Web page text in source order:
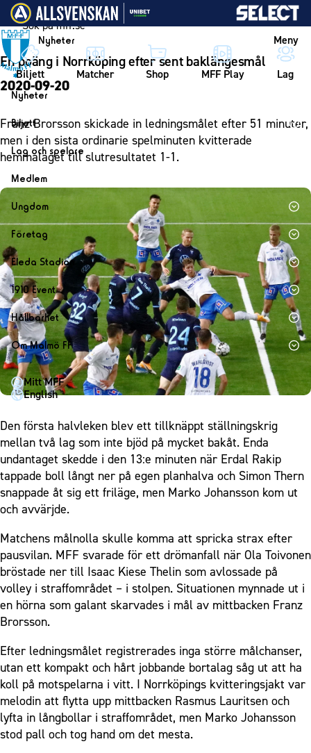
Vidare till innehållet
Nyheter Meny
Biljett Matcher Shop MFF Play Lag
Nyheter
Nyheter
Kalender
Biljett
Biljett
Årskort herr
Årskort dam
Mitt MFF
Biljetter till bortamatcher
Biljettvillkor
Lag och spelare
Lag
Herrlaget
Spelare
Ledarstab
Damlaget
Spelare
Ledarstab
Medlem
Medlemskap i Malmö FF
Årsmöte 2026
Ungdom
MFF Ungdom
Sommarfotboll
Skånecupen
Fotbollsskolan
Fotbollsnätverket
P19
F19
P17
F17
Malmö Trophy
Företag
Bli företagspartner
Nätverket
Klubbstolar
Partner dam
Eleda Stadion
Eleda Stadion
Erics Bar & Restaurang
Matchdag på Eleda Stadion
MFF-museet & rundvandringar
1910 Event
1910 Event
Fest & Event
Konferens
Möte
Mässa
Sommarfest
Julshow
Inspiration
Vanliga frågor om 1910 Event
Hållbarhet
Hållbarhet
Himmelsblå framtid – en match för miljön
MFF i samhället
Nattfotboll
Himmelsblå Tillsammans
Karriärakademin
Grundskolefotboll mot rasismer
Skolakademier
Fonder
Om Malmö FF
Om Malmö FF
Kontakt
Historik – herrlaget
Historik – damlaget
Närstående organisationer
Policydokument
Mitt MFF
English
En poäng i Norrköping efter sent baklängesmål
2020-09-20
Franz Brorsson skickade in ledningsmålet efter 51 minuter,
men i den sista ordinarie spelminuten kvitterade
hemmalaget till slutresultatet 1-1.
Den första halvleken blev ett tillknäppt ställningskrig
mellan två lag som inte bjöd på mycket bakåt. Enda
undantaget skedde i den 13:e minuten när Erdal Rakip
tappade boll långt ner på egen planhalva och Simon Thern
snappade åt sig ett friläge, men Marko Johansson kom ut
och avvärjde.
Matchens målnolla skulle komma att spricka strax efter
pausvilan. MFF svarade för ett drömanfall när Ola Toivonen
bröstade ner till Isaac Kiese Thelin som avlossade på
volley i straffområdet – i stolpen. Situationen mynnade ut i
en hörna som galant skarvades i mål av mittbacken Franz
Brorsson.
Efter ledningsmålet registrerades inga större målchanser,
utan ett kompakt och hårt jobbande bortalag såg ut att ha
koll på motspelarna i vitt. I Norrköpings kvitteringsjakt var
melodin att flytta upp mittbacken Rasmus Lauritsen och
lyfta in långbollar i straffområdet, men Marko Johansson
stod pall och tog hand om det mesta.